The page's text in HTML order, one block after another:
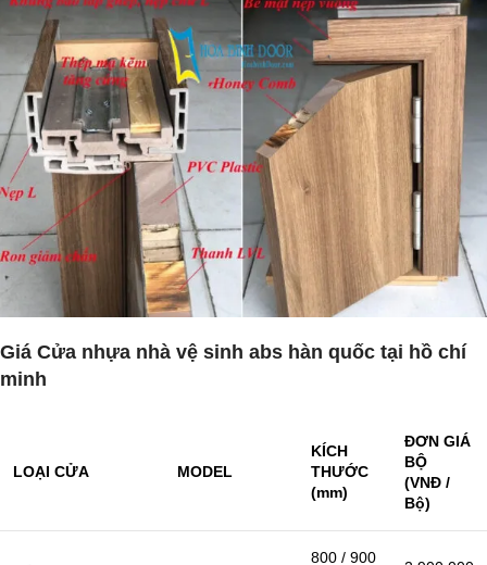
Giá Cửa nhựa nhà vệ sinh abs hàn quốc tại hồ chí
minh
LOẠI CỬA MODEL
KÍCH
THƯỚC
(mm)
ĐƠN GIÁ
BỘ
(VNĐ /
Bộ)
800 / 900